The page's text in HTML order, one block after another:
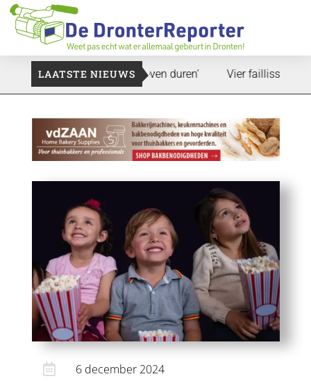
LAATSTE NIEUWS
‘Dat zal ook nog wel even duren’ Vier faillissementen
 6 december 2024